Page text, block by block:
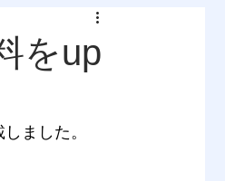
をup
ました。